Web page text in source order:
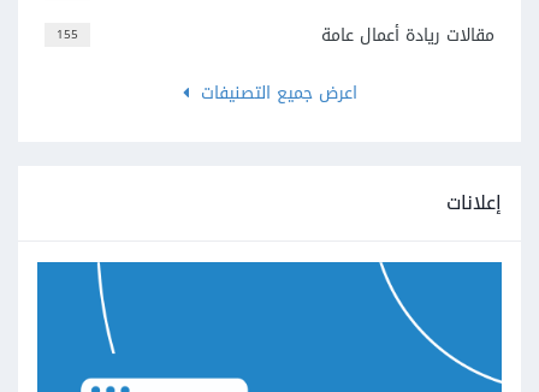
155
مقالات ريادة أعمال عامة
اعرض جميع التصنيفات
إعلانات